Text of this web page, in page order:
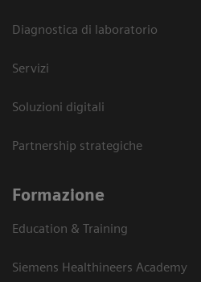
Diagnostica di laboratorio
Servizi
Soluzioni digitali
Partnership strategiche
Formazione
Education & Training
Siemens Healthineers Academy